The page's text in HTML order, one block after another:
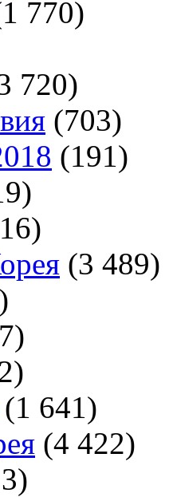
770)
720)
(703)
(191)
(3 489)
(1 641)
(4 422)